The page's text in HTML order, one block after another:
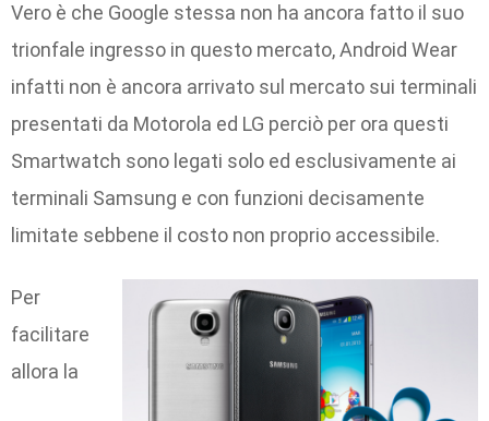
Vero è che Google stessa non ha ancora fatto il suo
trionfale ingresso in questo mercato, Android Wear
infatti non è ancora arrivato sul mercato sui terminali
presentati da Motorola ed LG perciò per ora questi
Smartwatch sono legati solo ed esclusivamente ai
terminali Samsung e con funzioni decisamente
limitate sebbene il costo non proprio accessibile.
Per
facilitare
allora la